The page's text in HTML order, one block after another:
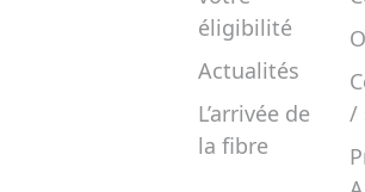
éligibilité
Actualités
L’arrivée de
la fibre
/